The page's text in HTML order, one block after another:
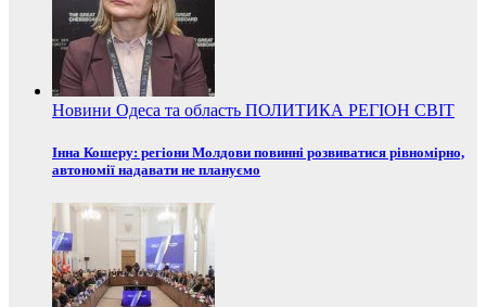
Новини Одеса та область ПОЛИТИКА РЕГІОН СВІТ
Інна Кошеру: регіони Молдови повинні розвиватися рівномірно,
автономії надавати не плануємо